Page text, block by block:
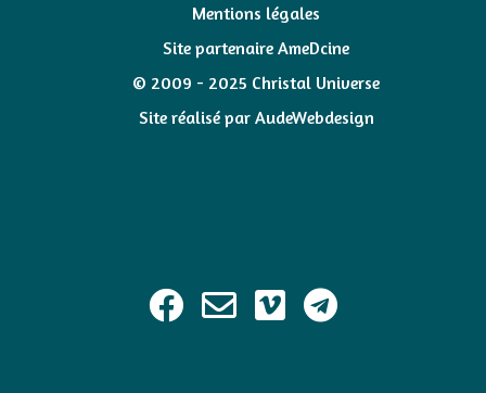
Mentions légales
Site partenaire AmeDcine
© 2009 - 2025 Christal Universe
Site réalisé par AudeWebdesign